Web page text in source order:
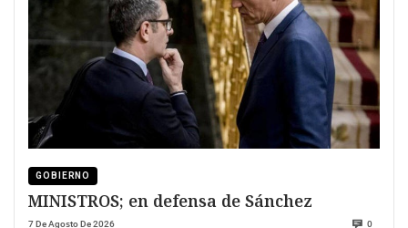
GOBIERNO
MINISTROS; en defensa de Sánchez
7 De Agosto De 2026 0